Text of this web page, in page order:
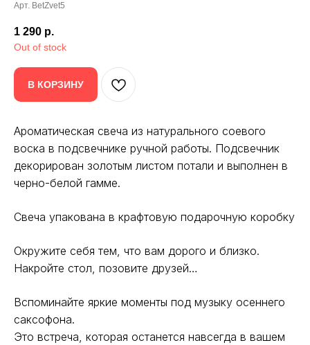
Арт. BetZvet5
1 290 р.
Out of stock
В КОРЗИНУ
Ароматическая свеча из натурального соевого
воска в подсвечнике ручной работы. Подсвечник
декорирован золотым листом потали и выполнен в
черно-белой гамме.
Свеча упакована в крафтовую подарочную коробку
Окружите себя тем, что вам дорого и близко.
Накройте стол, позовите друзей…
Вспоминайте яркие моменты под музыку осеннего
саксофона.
Это встреча, которая останется навсегда в вашем